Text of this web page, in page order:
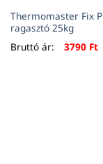
Thermomaster Fix
ragasztó 25kg
Bruttó ár:
3790 Ft